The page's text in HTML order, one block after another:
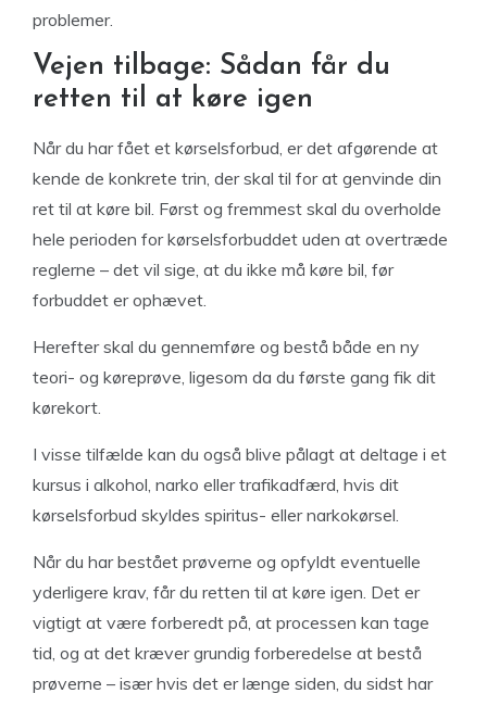
problemer.
Vejen tilbage: Sådan får du
retten til at køre igen
Når du har fået et kørselsforbud, er det afgørende at
kende de konkrete trin, der skal til for at genvinde din
ret til at køre bil. Først og fremmest skal du overholde
hele perioden for kørselsforbuddet uden at overtræde
reglerne – det vil sige, at du ikke må køre bil, før
forbuddet er ophævet.
Herefter skal du gennemføre og bestå både en ny
teori- og køreprøve, ligesom da du første gang fik dit
kørekort.
I visse tilfælde kan du også blive pålagt at deltage i et
kursus i alkohol, narko eller trafikadfærd, hvis dit
kørselsforbud skyldes spiritus- eller narkokørsel.
Når du har bestået prøverne og opfyldt eventuelle
yderligere krav, får du retten til at køre igen. Det er
vigtigt at være forberedt på, at processen kan tage
tid, og at det kræver grundig forberedelse at bestå
prøverne – især hvis det er længe siden, du sidst har